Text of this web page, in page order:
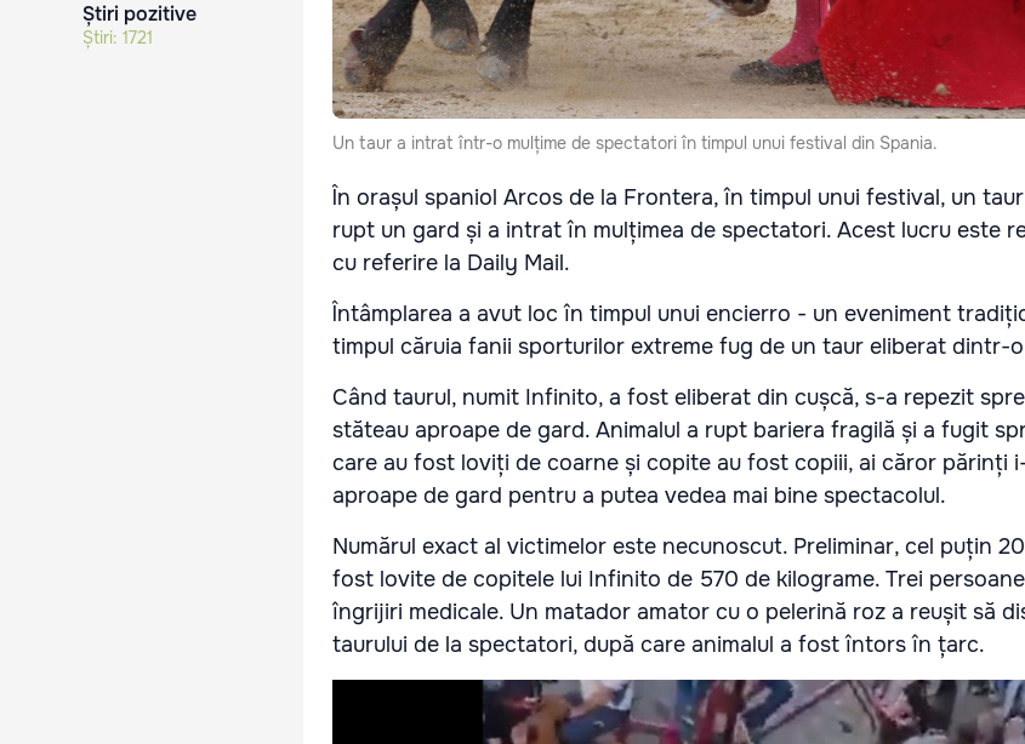
Știri pozitive
Știri: 1721
Un taur a intrat într-o mulțime de spectatori în timpul unui festival din Spania.
În orașul spaniol Arcos de la Frontera, în timpul unui festival, un
rupt un gard și a intrat în mulțimea de spectatori. Acest lucru este
cu referire la Daily Mail.
Întâmplarea a avut loc în timpul unui encierro - un eveniment
timpul căruia fanii sporturilor extreme fug de un taur eliberat dintr-
Când taurul, numit Infinito, a fost eliberat din cușcă, s-a repezit
stăteau aproape de gard. Animalul a rupt bariera fragilă și a fugit
care au fost loviți de coarne și copite au fost copiii, ai căror părinți
aproape de gard pentru a putea vedea mai bine spectacolul.
Numărul exact al victimelor este necunoscut. Preliminar, cel puțin
fost lovite de copitele lui Infinito de 570 de kilograme. Trei
îngrijiri medicale. Un matador amator cu o pelerină roz a reușit să
taurului de la spectatori, după care animalul a fost întors în țarc.